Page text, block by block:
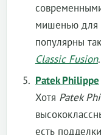
мишенью для
популярны
Classic Fusion.
Patek Philippe
Хотя Patek
есть